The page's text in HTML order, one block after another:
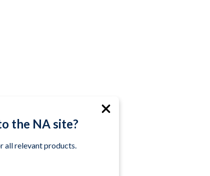
the NA site?
all relevant products.